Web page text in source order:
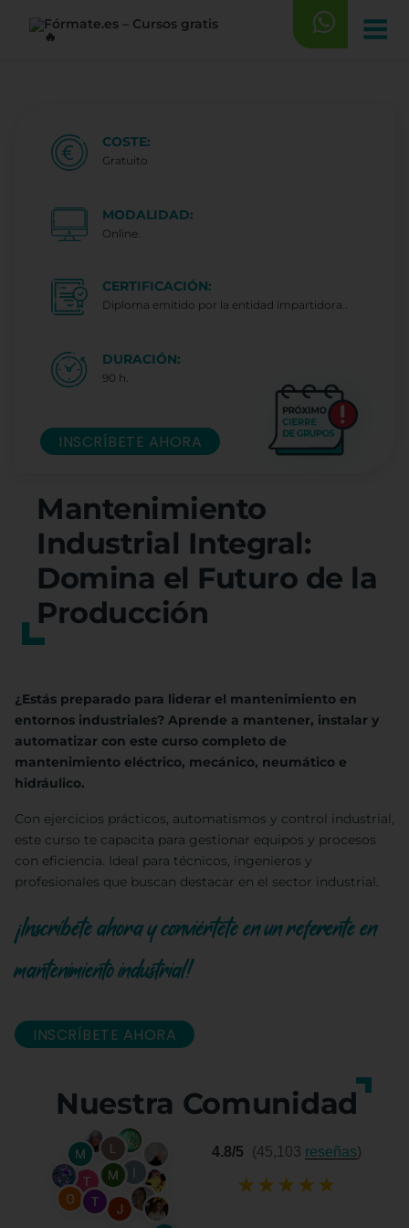
Mantenimiento
Industrial Integral:
Domina el Futuro de la
Producción
¿Estás preparado para liderar el mantenimiento en
entornos industriales? Aprende a mantener, instalar y
automatizar con este curso completo de
mantenimiento eléctrico, mecánico, neumático e
hidráulico.
Con ejercicios prácticos, automatismos y control industrial,
este curso te capacita para gestionar equipos y procesos
con eficiencia. Ideal para técnicos, ingenieros y
profesionales que buscan destacar en el sector industrial.
¡Inscríbete ahora y conviértete en un referente en
mantenimiento industrial!
INSCRÍBETE AHORA
Nuestra Comunidad
4.8/5 (45,103 reseñas)
★★★★★
COSTE:
Gratuito
MODALIDAD:
Online.
CERTIFICACIÓN:
Diploma emitido por la entidad impartidora..
DURACIÓN:
90 h.
INSCRÍBETE AHORA